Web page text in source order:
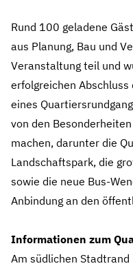
Rund 100 geladene
aus Planung, Bau und
Veranstaltung teil und
erfolgreichen
eines
von den
machen, darunter die
Landschaftspark, die
sowie die neue
Anbindung an den
Informationen zum
Am südlichen